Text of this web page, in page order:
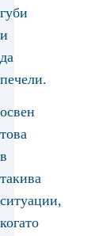
губи
и
да
печели.
освен
това
в
такива
ситуации,
когато